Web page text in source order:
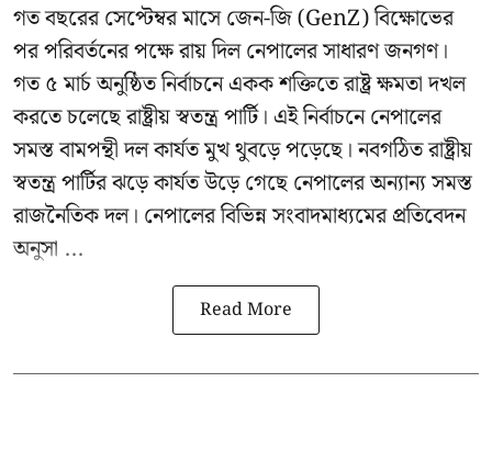
গত বছরের সেপ্টেম্বর মাসে জেন-জি (GenZ) বিক্ষোভের
পর পরিবর্তনের পক্ষে রায় দিল নেপালের সাধারণ জনগণ।
গত ৫ মার্চ অনুষ্ঠিত নির্বাচনে একক শক্তিতে রাষ্ট্র ক্ষমতা দখল
করতে চলেছে রাষ্ট্রীয় স্বতন্ত্র পার্টি। এই নির্বাচনে নেপালের
সমস্ত বামপন্থী দল কার্যত মুখ থুবড়ে পড়েছে। নবগঠিত রাষ্ট্রীয়
স্বতন্ত্র পার্টির ঝড়ে কার্যত উড়ে গেছে নেপালের অন্যান্য সমস্ত
রাজনৈতিক দল। নেপালের বিভিন্ন সংবাদমাধ্যমের প্রতিবেদন
অনুসা ...
Read More